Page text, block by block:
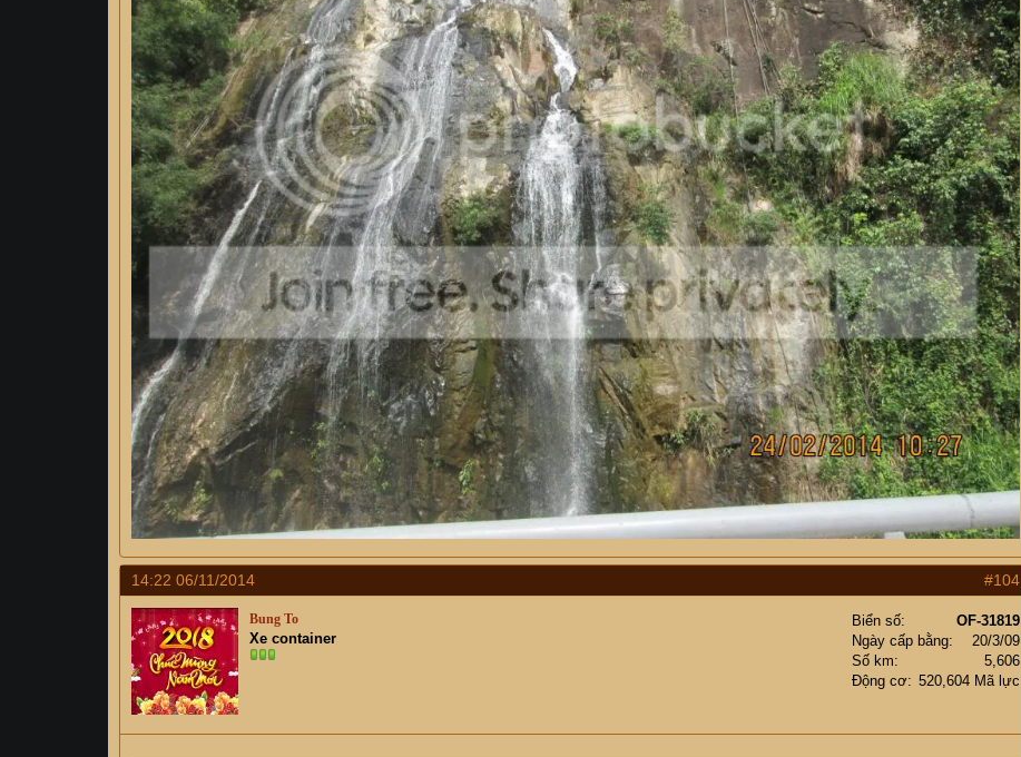
14:22 06/11/2014 #104
Bung To
Xe container
Biển số
OF-31819
Ngày cấp bằng
20/3/09
Số km
5,606
Động cơ
520,604 Mã lực